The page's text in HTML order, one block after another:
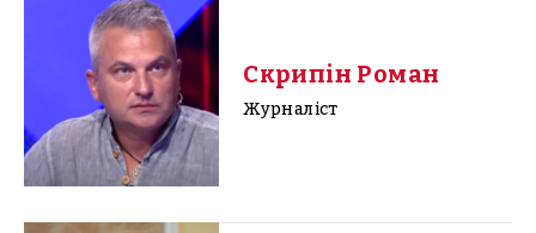
Скрипін Роман
Журналіст